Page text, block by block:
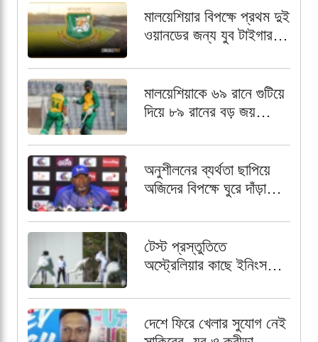
মালয়েশিয়ার বিপক্ষে প্রথম দুই
ওয়ানডের জন্য যুব টাইগার
অধিনায়কের দায়িত্বে আলিন
মালয়েশিয়াকে ৬৯ রানে গুটিয়ে
দিয়ে ৮৯ রানের বড় জয়
অনুশীলনের ব্যর্থতা ছাপিয়ে
অজিদের বিপক্ষে ঘুরে দাঁড়াতে
টেস্ট প্রস্তুতিতে
অস্ট্রেলিয়ার কাছে ইনিংস
দেশে ফিরে খেলার সুযোগ নেই